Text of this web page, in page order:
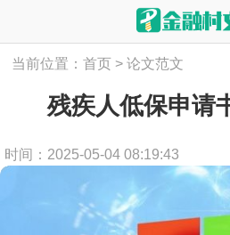
当前位置：首页 > 论文范文
残疾人低保申请
时间：2025-05-04 08:19:43